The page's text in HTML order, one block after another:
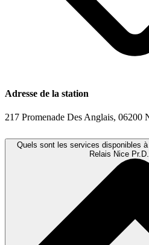
Adresse de la station
217 Promenade Des Anglais, 06200
Quels sont les services disponibles
Relais Nice